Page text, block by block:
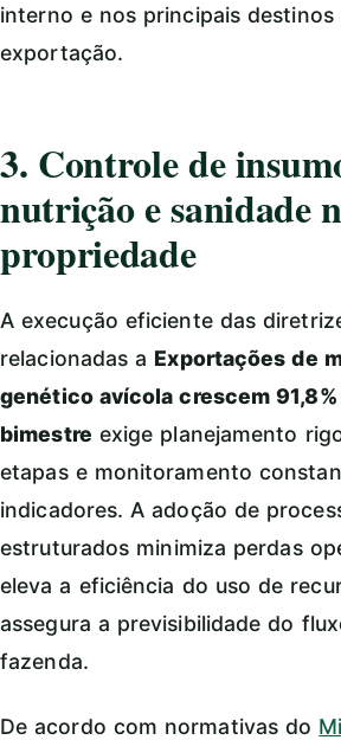
interno e nos principais destinos
exportação.
3. Controle de
nutrição e sanidade
propriedade
A execução eficiente das
relacionadas a Exportações de
genético avícola crescem
bimestre exige planejamento
etapas e monitoramento
indicadores. A adoção de
estruturados minimiza perdas
eleva a eficiência do uso de
assegura a previsibilidade do
fazenda.
De acordo com normativas do